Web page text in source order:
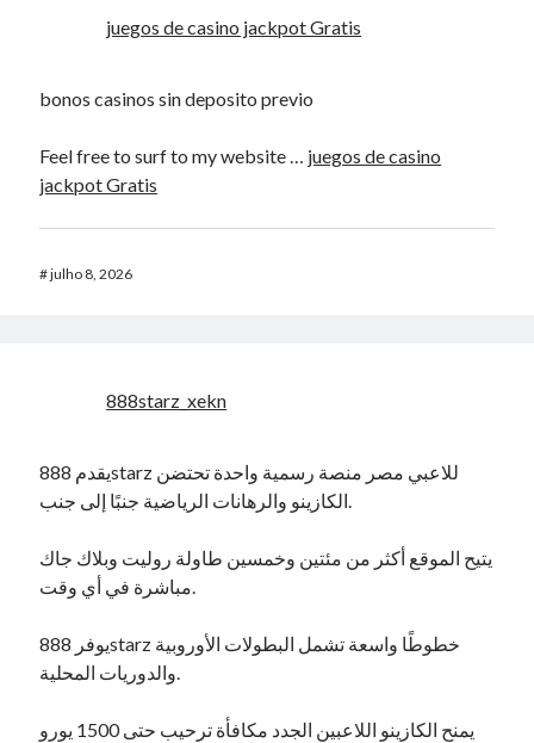
juegos de casino jackpot Gratis
bonos casinos sin deposito previo
Feel free to surf to my website … juegos de casino
jackpot Gratis
#julho 8, 2026
888starz_xekn
يقدم 888starz للاعبي مصر منصة رسمية واحدة تحتضن
الكازينو والرهانات الرياضية جنبًا إلى جنب.
يتيح الموقع أكثر من مئتين وخمسين طاولة روليت وبلاك جاك
مباشرة في أي وقت.
يوفر 888starz خطوطًا واسعة تشمل البطولات الأوروبية
والدوريات المحلية.
يمنح الكازينو اللاعبين الجدد مكافأة ترحيب حتى 1500 يورو